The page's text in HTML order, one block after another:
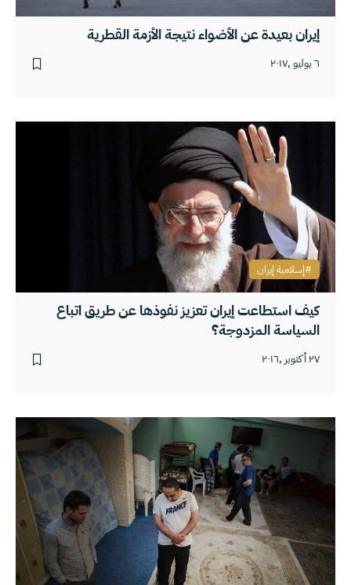
إيران بعيدة عن الأضواء نتيجة الأزمة القطرية
٦ يوليو ,٢٠١٧
كيف استطاعت إيران تعزيز نفوذها عن طريق اتباع
السياسة المزدوجة؟
٢٧ أكتوبر ,٢٠١٦
إسلامية إيران